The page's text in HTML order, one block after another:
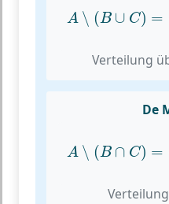
A ∖ (B ∪ C) =
A∖( B∪C)
Verteilung
De
A ∖ (B ∩ C) =
A∖( B ∩C)